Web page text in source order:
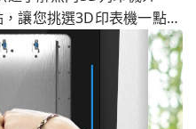
讓您挑選3D印表機一點也